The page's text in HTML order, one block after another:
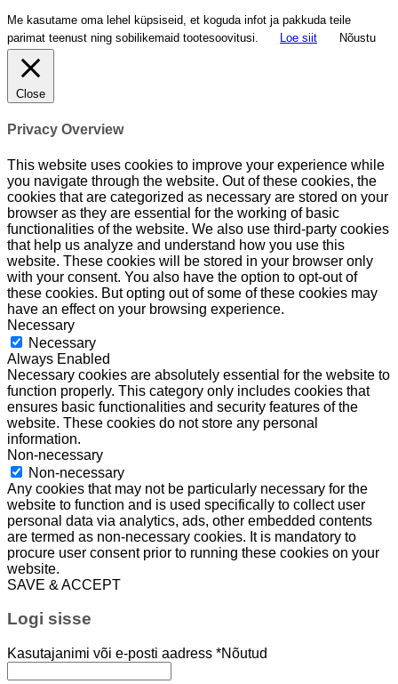
Me kasutame oma lehel küpsiseid, et koguda infot ja pakkuda teile
parimat teenust ning sobilikemaid tootesoovitusi.
Loe siit Nõustu
Close
Privacy Overview
This website uses cookies to improve your experience while
you navigate through the website. Out of these cookies, the
cookies that are categorized as necessary are stored on your
browser as they are essential for the working of basic
functionalities of the website. We also use third-party cookies
that help us analyze and understand how you use this
website. These cookies will be stored in your browser only
with your consent. You also have the option to opt-out of
these cookies. But opting out of some of these cookies may
have an effect on your browsing experience.
Necessary
Necessary
Always Enabled
Necessary cookies are absolutely essential for the website to
function properly. This category only includes cookies that
ensures basic functionalities and security features of the
website. These cookies do not store any personal
information.
Non-necessary
Non-necessary
Any cookies that may not be particularly necessary for the
website to function and is used specifically to collect user
personal data via analytics, ads, other embedded contents
are termed as non-necessary cookies. It is mandatory to
procure user consent prior to running these cookies on your
website.
SAVE & ACCEPT
Logi sisse
Kasutajanimi või e-posti aadress *Nõutud